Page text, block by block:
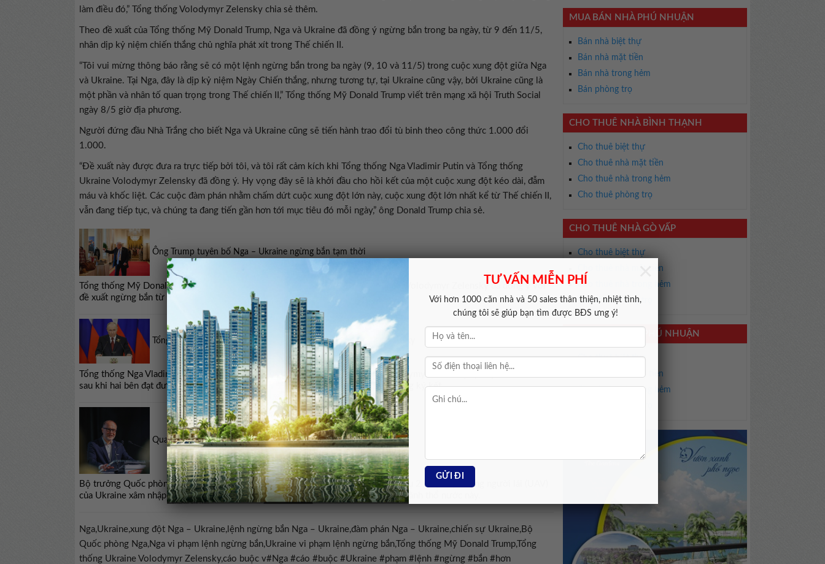
TƯ VẤN MIỄN PHÍ
Với hơn 1000 căn nhà và 50 sales thân thiện, nhiệt tình,
chúng tôi sẽ giúp bạn tìm được BĐS ưng ý!
làm điều đó,” Tổng thống Volodymyr Zelensky chia sẻ thêm.
Theo đề xuất của Tổng thống Mỹ Donald Trump, Nga và Ukraine đã đồng ý ngừng bắn trong ba ngày, từ 9 đến 11/5,
nhân dịp kỷ niệm chiến thắng chủ nghĩa phát xít trong Thế chiến II.
“Tôi vui mừng thông báo rằng sẽ có một lệnh ngừng bắn trong ba ngày (9, 10 và 11/5) trong cuộc xung đột giữa Nga
và Ukraine. Tại Nga, đây là dịp kỷ niệm Ngày Chiến thắng, nhưng tương tự, tại Ukraine cũng vậy, bởi Ukraine cũng là
một phần và nhân tố quan trọng trong Thế chiến II,” Tổng thống Mỹ Donald Trump viết trên mạng xã hội Truth Social
ngày 8/5 giờ địa phương.
Người đứng đầu Nhà Trắng cho biết Nga và Ukraine cũng sẽ tiến hành trao đổi tù binh theo công thức 1.000 đổi
1.000.
“Đề xuất này được đưa ra trực tiếp bởi tôi, và tôi rất cảm kích khi Tổng thống Nga Vladimir Putin và Tổng thống
Ukraine Volodymyr Zelensky đã đồng ý. Hy vọng đây sẽ là khởi đầu cho hồi kết của một cuộc xung đột kéo dài, đẫm
máu và khốc liệt. Các cuộc đàm phán nhằm chấm dứt cuộc xung đột lớn này, cuộc xung đột lớn nhất kể từ Thế chiến II,
vẫn đang tiếp tục, và chúng ta đang tiến gần hơn tới mục tiêu đó mỗi ngày,” ông Donald Trump chia sẻ.
Ông Trump tuyên bố Nga – Ukraine ngừng bắn tạm thời
Tổng thống Mỹ Donald Trump cho biết ông Vladimir Putin và Tổng thống Ukraine Volodymyr Zelensky đã đồng ý với
đề xuất ngừng bắn từ ngày 9 đến 11/5.
Tổng thống Nga Putin nêu điều kiện gặp Tổng thống Ukraine Zelensky
Tổng thống Nga Vladimir Putin khẳng định sẵn sàng gặp Tổng thống Ukraine Volodymyr Zelensky tại một nước thứ ba
sau khi hai bên đạt được các thỏa thuận cuối cùng về giải pháp hòa bình và sẵn sàng ký kết.
Quan chức Latvia từ chức sau vụ UAV Ukraine xâm nhập
Bộ trưởng Quốc phòng Latvia Andris Spruds ngày 10/5 đã tuyên bố từ chức sau vụ 2 máy bay không người lái (UAV)
của Ukraine xâm nhập không phận Latvia và đánh trúng các cơ sở lưu trữ dầu trên lãnh thổ nước này.
Nga,Ukraine,xung đột Nga – Ukraine,lệnh ngừng bắn Nga – Ukraine,đàm phán Nga – Ukraine,chiến sự Ukraine,Bộ
Quốc phòng Nga,Nga vi phạm lệnh ngừng bắn,Ukraine vi phạm lệnh ngừng bắn,Tổng thống Mỹ Donald Trump,Tổng
thống Ukraine Volodymyr Zelensky,cáo buộc v#Nga #cáo #buộc #Ukraine #phạm #lệnh #ngừng #bắn #hơn
MUA BÁN NHÀ PHÚ NHUẬN
Bán nhà biệt thự
Bán nhà mặt tiền
Bán nhà trong hẻm
Bán phòng trọ
CHO THUÊ NHÀ BÌNH THẠNH
Cho thuê biệt thự
Cho thuê nhà mặt tiền
Cho thuê nhà trong hẻm
Cho thuê phòng trọ
CHO THUÊ NHÀ GÒ VẤP
Cho thuê biệt thự
Cho thuê nhà mặt tiền
Cho thuê nhà trong hẻm
Cho thuê phòng trọ
CHO THUÊ NHÀ PHÚ NHUẬN
Cho thuê biệt thự
Cho thuê nhà mặt tiền
Cho thuê nhà trong hẻm